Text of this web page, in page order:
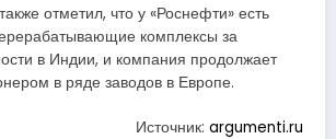
отметил, что у «Роснефти» есть
комплексы за
в Индии, и компания продолжает
в ряде заводов в Европе.
Источник: argumenti.ru